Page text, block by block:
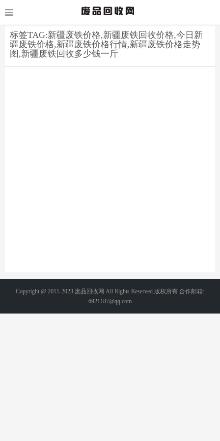
标签TAG:新疆废铁价格,新疆废铁回收价格,今日新
疆废铁价格,新疆废铁价格行情,新疆废铁价格走势
图,新疆废铁回收多少钱一斤
Copyright @ 2011-2023 废品回收网 All Rights Reserved.版权所有 合作邮箱:
6921187@qq.com